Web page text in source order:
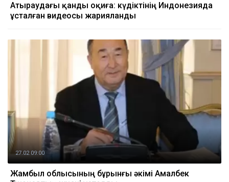
Атыраудағы қанды оқиға: күдіктінің Индонезияда
ұсталған видеосы жарияланды
27.02 09:00
Жамбыл облысының бұрынғы әкімі Амалбек